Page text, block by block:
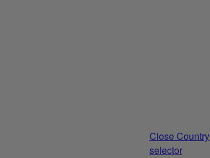
Close Country
selector